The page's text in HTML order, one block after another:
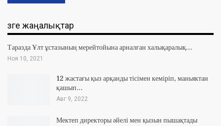
Өзге жаңалықтар
Таразда Ұлт ұстазының мерейтойына арналған халықаралық…
Ноя 10, 2021
12 жастағы қыз арқанды тісімен кеміріп, маньяктан
қашып…
Авг 9, 2022
Мектеп директоры әйелі мен қызын пышақтады